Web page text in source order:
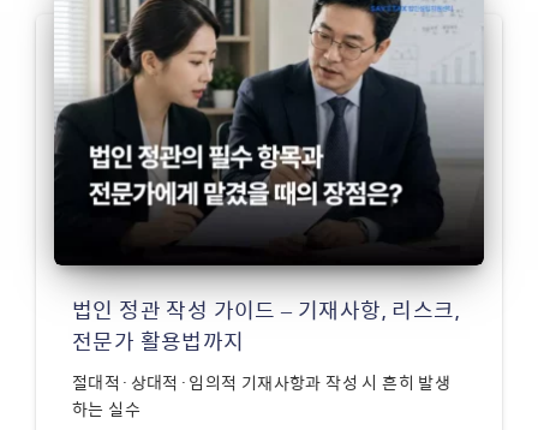
법인 정관 작성 가이드 – 기재사항, 리스크,
전문가 활용법까지
절대적·상대적·임의적 기재사항과 작성 시 흔히 발생
하는 실수